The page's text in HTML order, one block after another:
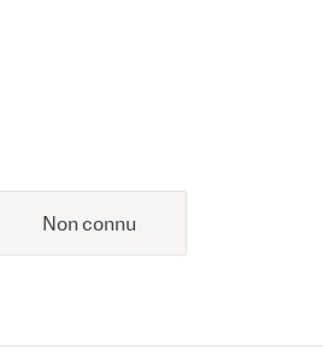
Non connu